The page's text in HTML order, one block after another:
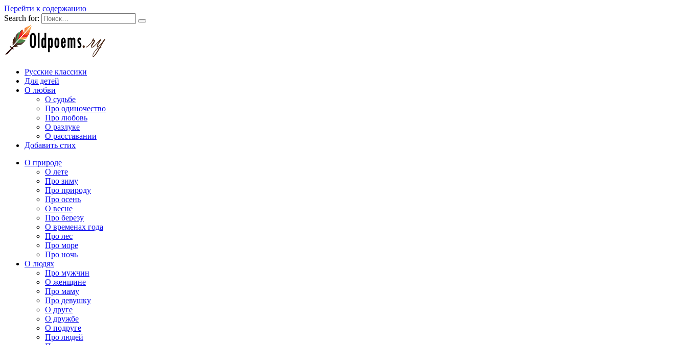
Перейти к содержанию
Search for:
Русские классики
Для детей
О любви
О судьбе
Про одиночество
Про любовь
О разлуке
О расставании
Добавить стих
О природе
О лете
Про зиму
Про природу
Про осень
О весне
Про березу
О временах года
Про лес
Про море
Про ночь
О людях
Про мужчин
О женщине
Про маму
Про девушку
О друге
О дружбе
О подруге
Про людей